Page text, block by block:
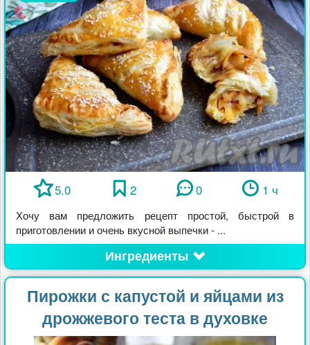
5.0 2 0 1 ч
Хочу вам предложить рецепт простой, быстрой в
приготовлении и очень вкусной выпечки - ...
Ингредиенты
Пирожки с капустой и яйцами из
дрожжевого теста в духовке